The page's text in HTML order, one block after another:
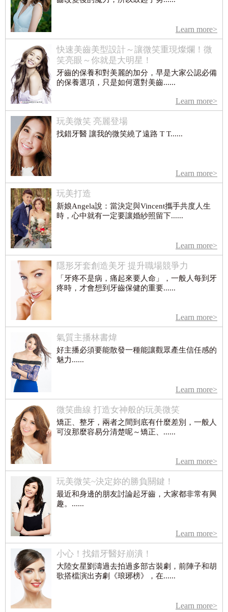
Learn more>
快速美齒美型設計～讓微笑重現燦爛！微
笑亮眼～你就是大明星！
牙齒的保養和對美麗的加分，早是大家公認必備
的保養選項，只是如何選對美齒......
Learn more>
玩美微笑 亮麗登場
找錯牙醫 讓我的微笑繞了遠路 T T......
Learn more>
玩美打造
新娘Angela說：當決定與Vincent攜手共度人生
時，心中就有一定要讓婚紗照留下......
Learn more>
隱形牙套創造美牙 提升職場競爭力
「牙疼不是病，痛起來要人命」，一般人每到牙
疼時，才會想到牙齒保健的重要......
Learn more>
氣質主播林書煒
好主播必須要能散發一種能讓觀眾產生信任感的
魅力......
Learn more>
微笑曲線 打造女神般的玩美微笑
矯正、整牙，兩者之間到底有什麼差別，一般人
可沒那麼容易分清楚呢～矯正、......
Learn more>
玩美微笑~決定妳的勝負關鍵！
最近和身邊的朋友討論起牙齒，大家都非常有興
趣。......
Learn more>
小心！找錯牙醫好崩潰！
大陸女星劉濤過去拍過多部古裝劇，前陣子和胡
歌搭檔演出夯劇《琅琊榜》，在......
Learn more>